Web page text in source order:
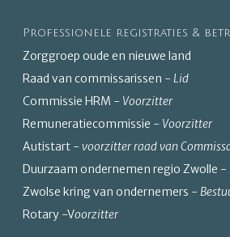
Professionele registraties &
Zorggroep oude en nieuwe land
Raad van commissarissen - Lid
Commissie HRM - Voorzitter
Remuneratiecommissie - Voorzitter
Autistart - voorzitter raad van
Duurzaam ondernemen regio Zwolle -
Zwolse kring van ondernemers -
Rotary -Voorzitter